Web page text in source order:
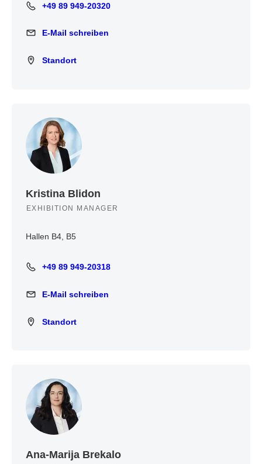
+49 89 949-20320
+49 89 949-20320
E-Mail schreiben
E-Mail schreiben
Standort
Standort
Kristina Blidon
EXHIBITION MANAGER
Hallen B4, B5
+49 89 949-20318
+49 89 949-20318
E-Mail schreiben
E-Mail schreiben
Standort
Standort
Ana-Marija Brekalo